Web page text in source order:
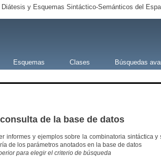
y Esquemas Sintáctico-Semánticos del
Esquemas Clases Búsquedas
de la base de datos
informes y ejemplos sobre la combinatoria sintáctica
de los parámetros anotados en la base de datos
para elegir el criterio de búsqueda